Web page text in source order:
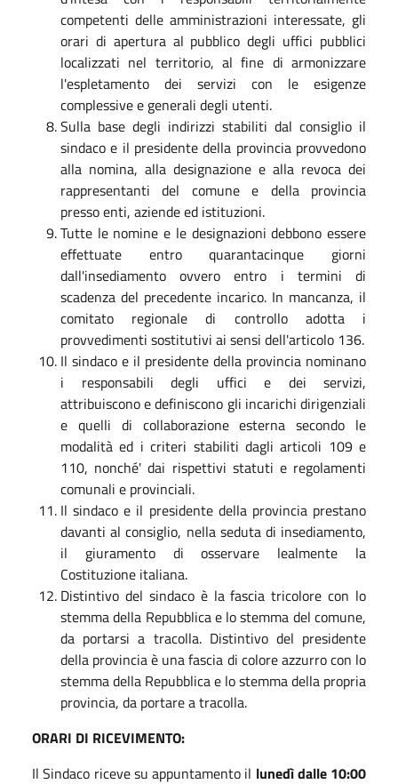
competenti delle amministrazioni interessate, gli
orari di apertura al pubblico degli uffici pubblici
localizzati nel territorio, al fine di armonizzare
l'espletamento dei servizi con le esigenze
complessive e generali degli utenti.
Sulla base degli indirizzi stabiliti dal consiglio il
sindaco e il presidente della provincia provvedono
alla nomina, alla designazione e alla revoca dei
rappresentanti del comune e della provincia
presso enti, aziende ed istituzioni.
Tutte le nomine e le designazioni debbono essere
effettuate entro quarantacinque giorni
dall'insediamento ovvero entro i termini di
scadenza del precedente incarico. In mancanza, il
comitato regionale di controllo adotta i
provvedimenti sostitutivi ai sensi dell'articolo 136.
Il sindaco e il presidente della provincia nominano
i responsabili degli uffici e dei servizi,
attribuiscono e definiscono gli incarichi dirigenziali
e quelli di collaborazione esterna secondo le
modalità ed i criteri stabiliti dagli articoli 109 e
110, nonché' dai rispettivi statuti e regolamenti
comunali e provinciali.
Il sindaco e il presidente della provincia prestano
davanti al consiglio, nella seduta di insediamento,
il giuramento di osservare lealmente la
Costituzione italiana.
Distintivo del sindaco è la fascia tricolore con lo
stemma della Repubblica e lo stemma del comune,
da portarsi a tracolla. Distintivo del presidente
della provincia è una fascia di colore azzurro con lo
stemma della Repubblica e lo stemma della propria
provincia, da portare a tracolla.
ORARI DI RICEVIMENTO:
Il Sindaco riceve su appuntamento il lunedì dalle 10:00